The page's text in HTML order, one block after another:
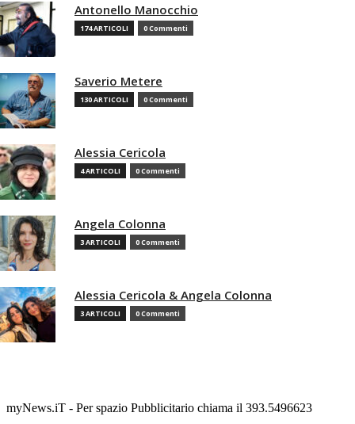
Antonello Manocchio
174 ARTICOLI 0 Commenti
Saverio Metere
130 ARTICOLI 0 Commenti
Alessia Cericola
4 ARTICOLI 0 Commenti
Angela Colonna
3 ARTICOLI 0 Commenti
Alessia Cericola & Angela Colonna
3 ARTICOLI 0 Commenti
myNews.iT - Per spazio Pubblicitario chiama il 393.5496623